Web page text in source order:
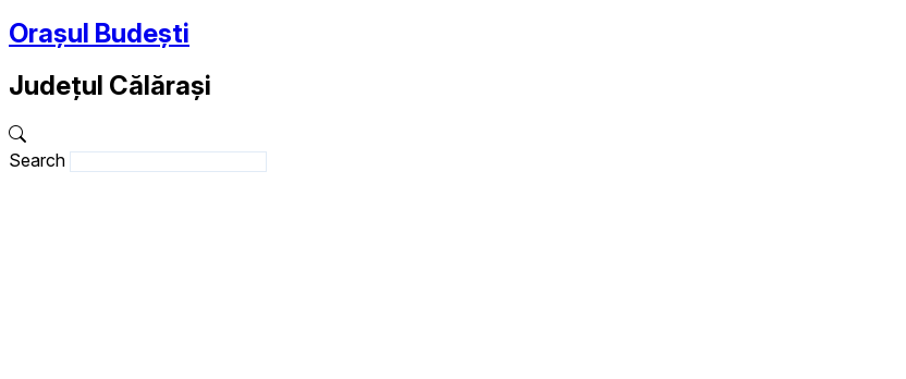
Orașul Budești
Județul Călărași
Search